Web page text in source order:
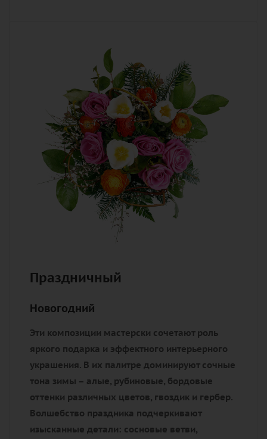
Праздничный
Новогодний
Эти композиции мастерски сочетают роль
яркого подарка и эффектного интерьерного
украшения. В их палитре доминируют сочные
тона зимы – алые, рубиновые, бордовые
оттенки различных цветов, гвоздик и гербер.
Волшебство праздника подчеркивают
изысканные детали: сосновые ветви,